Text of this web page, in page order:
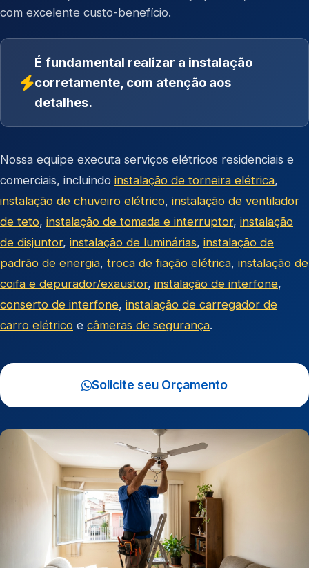
com excelente custo-benefício.
É fundamental realizar a instalação
corretamente, com atenção aos
detalhes.
Nossa equipe executa serviços elétricos residenciais e
comerciais, incluindo instalação de torneira elétrica,
instalação de chuveiro elétrico, instalação de ventilador
de teto, instalação de tomada e interruptor, instalação
de disjuntor, instalação de luminárias, instalação de
padrão de energia, troca de fiação elétrica, instalação de
coifa e depurador/exaustor, instalação de interfone,
conserto de interfone, instalação de carregador de
carro elétrico e câmeras de segurança.
Solicite seu Orçamento